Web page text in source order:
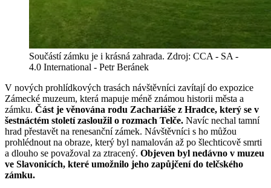
Součástí zámku je i krásná zahrada. Zdroj: CCA - SA -
4.0 International - Petr Beránek
V nových prohlídkových trasách návštěvníci zavítají do expozice
Zámecké muzeum, která mapuje méně známou historii města a
zámku. Část je věnována rodu Zachariáše z Hradce, který se v
šestnáctém století zasloužil o rozmach Telče. Navíc nechal tamní
hrad přestavět na renesanční zámek. Návštěvníci s ho můžou
prohlédnout na obraze, který byl namalován až po šlechticově smrti
a dlouho se považoval za ztracený. Objeven byl nedávno v muzeu
ve Slavonicích, které umožnilo jeho zapůjčení do telčského
zámku.